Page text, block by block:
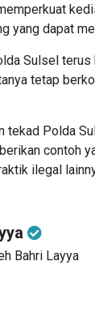
yang dapat
Sulsel
tetap
tekad Polda
contoh
ilegal
Bahri Layya